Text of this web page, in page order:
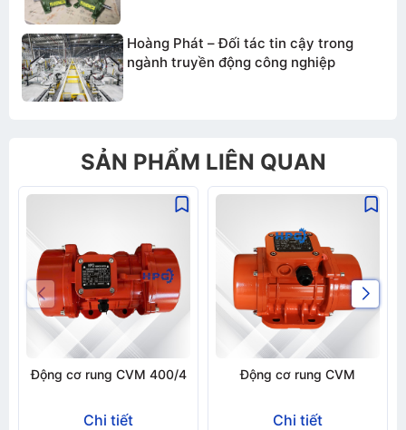
Hoàng Phát – Đối tác tin cậy trong
ngành truyền động công nghiệp
SẢN PHẨM LIÊN QUAN
Động cơ rung CVM 400/4
Chi tiết
Động cơ rung CVM
Chi tiết